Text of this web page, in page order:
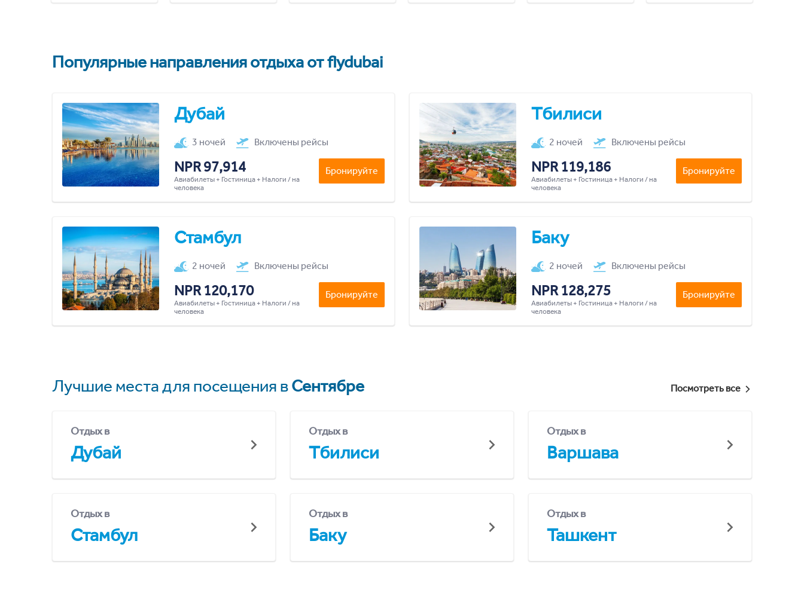
Популярные направления отдыха от flydubai
Дубай
3 ночей Включены рейсы
NPR 97,914
Авиабилеты + Гостиница + Налоги / на
человека
Бронируйте
Тбилиси
2 ночей Включены рейсы
NPR 119,186
Авиабилеты + Гостиница + Налоги / на
человека
Бронируйте
Стамбул
2 ночей Включены рейсы
NPR 120,170
Авиабилеты + Гостиница + Налоги / на
человека
Бронируйте
Баку
2 ночей Включены рейсы
NPR 128,275
Авиабилеты + Гостиница + Налоги / на
человека
Бронируйте
Лучшие места для посещения вСентябре Посмотреть все
Отдых в
Дубай
Отдых в
Тбилиси
Отдых в
Варшава
Отдых в
Стамбул
Отдых в
Баку
Отдых в
Ташкент